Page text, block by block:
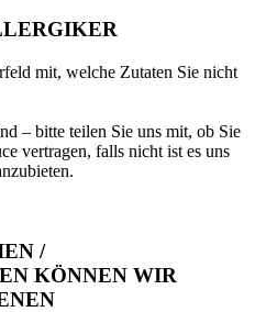
mit, welche Zutaten Sie nicht
– bitte teilen Sie uns mit, ob Sie
vertragen, falls nicht ist es uns
/
KÖNNEN WIR